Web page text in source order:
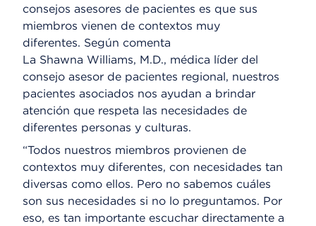
consejos asesores de pacientes es que sus
miembros vienen de contextos muy
diferentes. Según comenta
La Shawna Williams, M.D., médica líder del
consejo asesor de pacientes regional, nuestros
pacientes asociados nos ayudan a brindar
atención que respeta las necesidades de
diferentes personas y culturas.
“Todos nuestros miembros provienen de
contextos muy diferentes, con necesidades tan
diversas como ellos. Pero no sabemos cuáles
son sus necesidades si no lo preguntamos. Por
eso, es tan importante escuchar directamente a